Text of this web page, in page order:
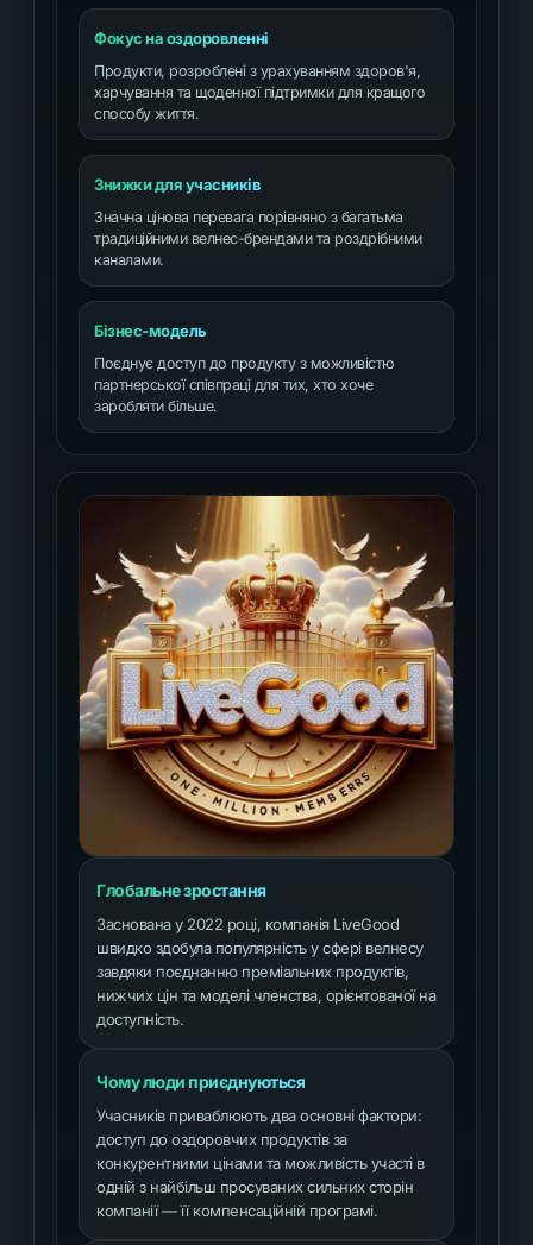
Фокус на оздоровленні
Продукти, розроблені з урахуванням здоров'я,
харчування та щоденної підтримки для кращого
способу життя.
Знижки для учасників
Значна цінова перевага порівняно з багатьма
традиційними велнес-брендами та роздрібними
каналами.
Бізнес-модель
Поєднує доступ до продукту з можливістю
партнерської співпраці для тих, хто хоче
заробляти більше.
Глобальне зростання
Заснована у 2022 році, компанія LiveGood
швидко здобула популярність у сфері велнесу
завдяки поєднанню преміальних продуктів,
нижчих цін та моделі членства, орієнтованої на
доступність.
Чому люди приєднуються
Учасників приваблюють два основні фактори:
доступ до оздоровчих продуктів за
конкурентними цінами та можливість участі в
одній з найбільш просуваних сильних сторін
компанії — її компенсаційній програмі.